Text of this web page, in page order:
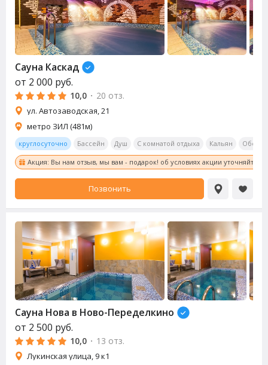
Сауна Каскад
от 2 000 руб.
10,0 · 20 отз.
ул. Автозаводская, 21
метро ЗИЛ (481м)
круглосуточно Бассейн Душ С комнатой отдыха Кальян
Акция: Вы нам отзыв, мы вам - подарок! об условиях акции уточняйте у
Позвонить
Сауна Нова в Ново-Переделкино
от 2 500 руб.
10,0 · 13 отз.
Лукинская улица, 9 к1